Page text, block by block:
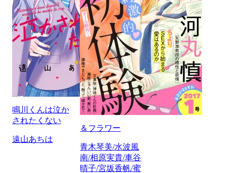
鳴川くんは泣か
されたくない
遠山あちは
＆フラワー
青木琴美/水波風
南/相原実貴/車谷
晴子/宮坂香帆/蜜